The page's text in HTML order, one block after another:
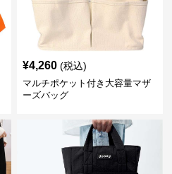
¥4,260 (税込)
マルチポケット付き大容量マザ
ーズバッグ